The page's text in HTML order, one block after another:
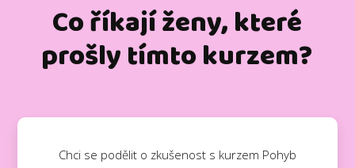
Co říkají ženy, které
prošly tímto kurzem?
Chci se podělit o zkušenost s kurzem Pohyb